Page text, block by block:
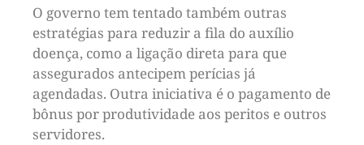
O governo tem tentado também outras
estratégias para reduzir a fila do auxílio
doença, como a ligação direta para que
assegurados antecipem perícias já
agendadas. Outra iniciativa é o pagamento de
bônus por produtividade aos peritos e outros
servidores.